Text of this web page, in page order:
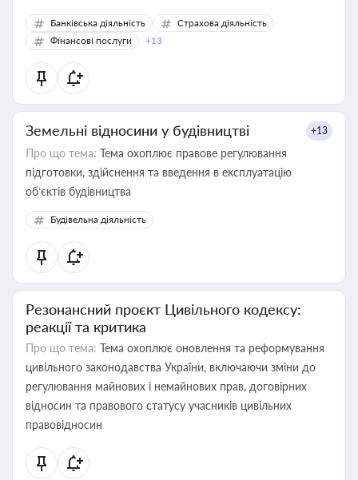
Банківська діяльність
Страхова діяльність
Фінансові послуги
+13
Земельні відносини у будівництві +13
Про що тема: Тема охоплює правове регулювання
підготовки, здійснення та введення в експлуатацію
об’єктів будівництва
Будівельна діяльність
Резонансний проєкт Цивільного кодексу:
реакції та критика
Про що тема: Тема охоплює оновлення та реформування
цивільного законодавства України, включаючи зміни до
регулювання майнових і немайнових прав, договірних
відносин та правового статусу учасників цивільних
правовідносин